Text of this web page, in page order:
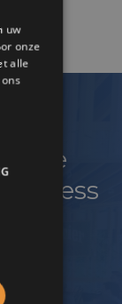
te
uw
onze
alle